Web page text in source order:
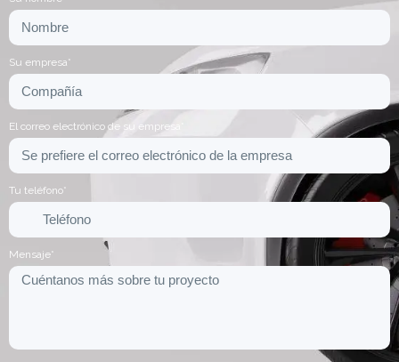
Su empresa*
El correo electrónico de su empresa*
Tu teléfono*
Mensaje*